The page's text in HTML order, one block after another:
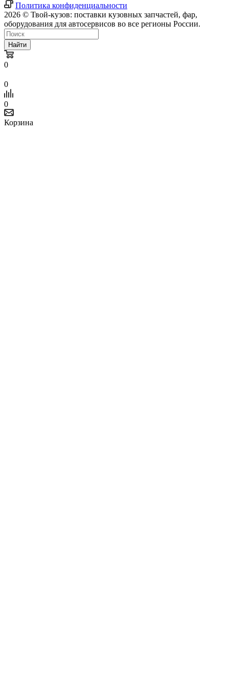
Политика конфиденциальности
2026 © Твой-кузов: поставки кузовных запчастей, фар,
оборудования для автосервисов во все регионы России.
Найти
0
0
0
Корзина